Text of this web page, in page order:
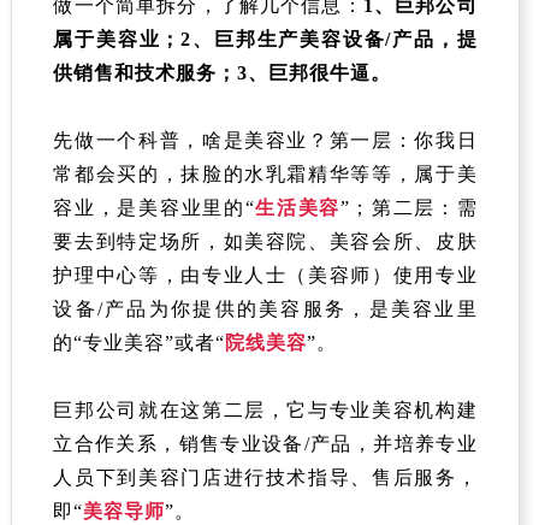
做一个简单拆分，了解几个信息： 1、巨邦公司
属于美容业；2、巨邦生产美容设备/产品，提
供销售和技术服务；3、巨邦很牛逼。
先做一个科普，啥是美容业？第一层：你我日
常都会买的，抹脸的水乳霜精华等等，属于美
容业，是美容业里的“生活美容”；第二层：需
要去到特定场所，如美容院、美容会所、皮肤
护理中心等，由专业人士（美容师）使用专业
设备/产品为你提供的美容服务，是美容业里
的“专业美容”或者“院线美容”。
巨邦公司就在这第二层，它与专业美容机构建
立合作关系，销售专业设备/产品，并培养专业
人员下到美容门店进行技术指导、售后服务，
即“美容导师”。